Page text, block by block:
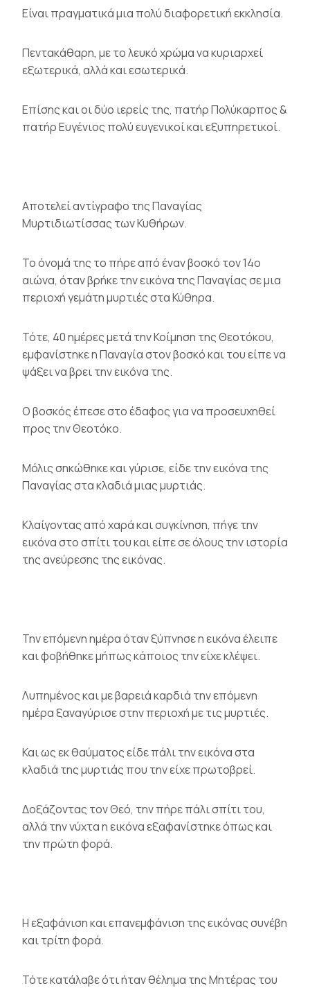
Είναι πραγματικά μια πολύ διαφορετική εκκλησία.
Πεντακάθαρη, με το λευκό χρώμα να κυριαρχεί
εξωτερικά, αλλά και εσωτερικά.
Επίσης και οι δύο ιερείς της, πατήρ Πολύκαρπος &
πατήρ Ευγένιος πολύ ευγενικοί και εξυπηρετικοί.
Αποτελεί αντίγραφο τηςΠαναγίας
Μυρτιδιωτίσσας των Κυθήρων.
Το όνομά της το πήρε από έναν βοσκό τον 14ο
αιώνα, όταν βρήκε την εικόνα της Παναγίας σε μια
περιοχή γεμάτημυρτιέςστα Κύθηρα.
Τότε, 40 ημέρες μετά την Κοίμηση της Θεοτόκου,
εμφανίστηκε η Παναγία στον βοσκό και του είπε να
ψάξει να βρει την εικόνα της.
Ο βοσκός έπεσε στο έδαφος για να προσευχηθεί
προς την Θεοτόκο.
Μόλις σηκώθηκε και γύρισε, είδε την εικόνα της
Παναγίας στα κλαδιά μιας μυρτιάς.
Κλαίγοντας από χαρά και συγκίνηση, πήγε την
εικόνα στο σπίτι του και είπε σε όλους την ιστορία
της ανεύρεσης της εικόνας.
Την επόμενη ημέρα όταν ξύπνησε η εικόνα έλειπε
και φοβήθηκε μήπως κάποιος την είχε κλέψει.
Λυπημένος και με βαρειά καρδιά την επόμενη
ημέρα ξαναγύρισε στην περιοχή με τις μυρτιές.
Και ως εκ θαύματος είδε πάλι την εικόνα στα
κλαδιά της μυρτιάς που την είχε πρωτοβρεί.
Δοξάζοντας τον Θεό, την πήρε πάλι σπίτι του,
αλλά την νύχτα η εικόνα εξαφανίστηκε όπως και
την πρώτη φορά.
Η εξαφάνιση και επανεμφάνιση της εικόνας συνέβη
και τρίτη φορά.
Τότε κατάλαβε ότι ήταν θέλημα της Μητέρας του